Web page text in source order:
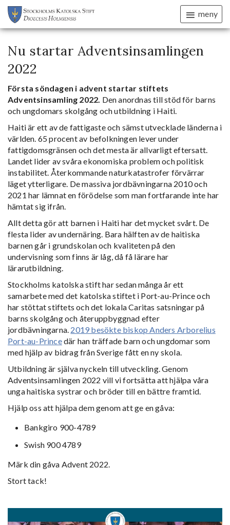
meny
Nu startar Adventsinsamlingen
2022
Första söndagen i advent startar stiftets
Adventsinsamling 2022. Den anordnas till stöd för barns
och ungdomars skolgång och utbildning i Haiti.
Haiti är ett av de fattigaste och sämst utvecklade länderna i
världen. 65 procent av befolkningen lever under
fattigdomsgränsen och det mesta är allvarligt eftersatt.
Landet lider av svåra ekonomiska problem och politisk
instabilitet. Återkommande naturkatastrofer förvärrar
läget ytterligare. De massiva jordbävningarna 2010 och
2021 har lämnat en förödelse som man fortfarande inte har
hämtat sig ifrån.
Allt detta gör att barnen i Haiti har det mycket svårt. De
flesta lider av undernäring. Bara hälften av de haitiska
barnen går i grundskolan och kvaliteten på den
undervisning som finns är låg, då få lärare har
lärarutbildning.
Stockholms katolska stift har sedan många år ett
samarbete med det katolska stiftet i Port-au-Prince och
har stöttat stiftets och det lokala Caritas satsningar på
barns skolgång och återuppbyggnad efter
jordbävningarna. 2019 besökte biskop Anders Arborelius
Port-au-Princedär han träffade barn och ungdomar som
med hjälp av bidrag från Sverige fått en ny skola.
Utbildning är själva nyckeln till utveckling. Genom
Adventsinsamlingen 2022 vill vi fortsätta att hjälpa våra
unga haitiska systrar och bröder till en bättre framtid.
Hjälp oss att hjälpa dem genom att ge en gåva:
Bankgiro 900-4789
Swish 900 4789
Märk din gåva Advent 2022.
Stort tack!